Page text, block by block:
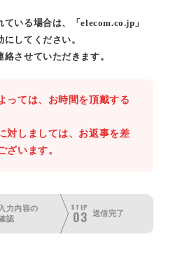
いる場合は、「elecom.co.jp」
してください。
させていただきます。
っては、お時間を頂戴する
対しましては、お返事を差
ざいます。
入力内容の
認
STEP
03 送信完了